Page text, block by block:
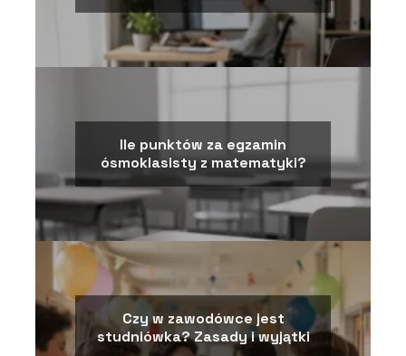
Ile punktów za egzamin
ósmoklasisty z matematyki?
Czy w zawodówce jest
studniówka? Zasady i wyjątki